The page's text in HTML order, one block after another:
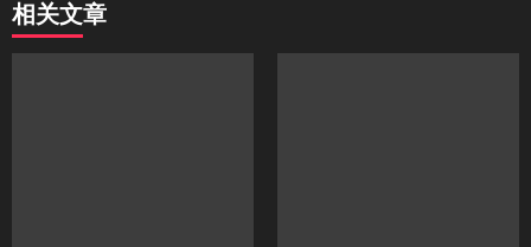
相关文章